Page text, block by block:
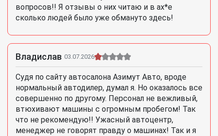
вопросов!! Я отзывы о них читаю и в ах*е
сколько людей было уже обмануто здесь!
Владислав 03.07.2026
Судя по сайту автосалона Азимут Авто, вроде
нормальный автодилер, думал я. Но оказалось все
совершенно по другому. Персонал не вежливый,
втюхивают машины с огромным пробегом! Так
что не рекомендую!! Ужасный автоцентр,
менеджер не говорят правду о машинах! Так и я